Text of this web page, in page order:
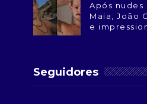
Após nudes
Maia, João
e
Seguidores